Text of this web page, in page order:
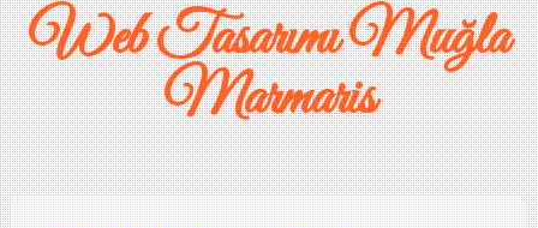
Web Tasarımı Muğla
Marmaris